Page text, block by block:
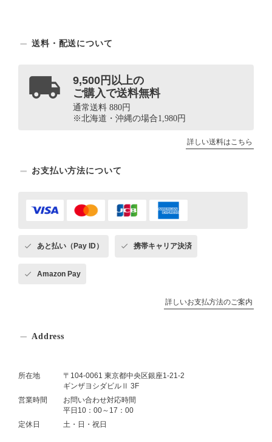
送料・配送について
9,500円以上の
ご購入で送料無料
通常送料 880円
※北海道・沖縄の場合1,980円
詳しい送料はこちら
お支払い方法について
あと払い（Pay ID） 携帯キャリア決済
Amazon Pay
詳しいお支払方法のご案内
Address
所在地
〒104-0061 東京都中央区銀座1-21-2
ギンザヨシダビルⅡ 3F
営業時間
お問い合わせ対応時間
平日10：00～17：00
定休日
土・日・祝日